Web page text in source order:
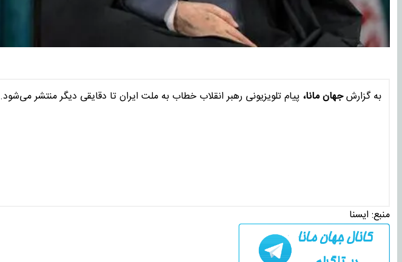
به گزارشجهان مانا، پیام تلویزیونی رهبر انقلاب خطاب به ملت ایران تا دقایقی دیگر منتشر می‌شود.
منبع: ايسنا